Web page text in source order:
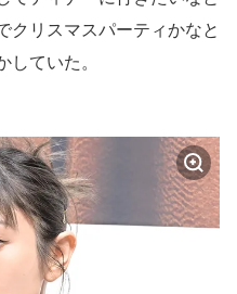
クリスマスパーティかなと
ていた。